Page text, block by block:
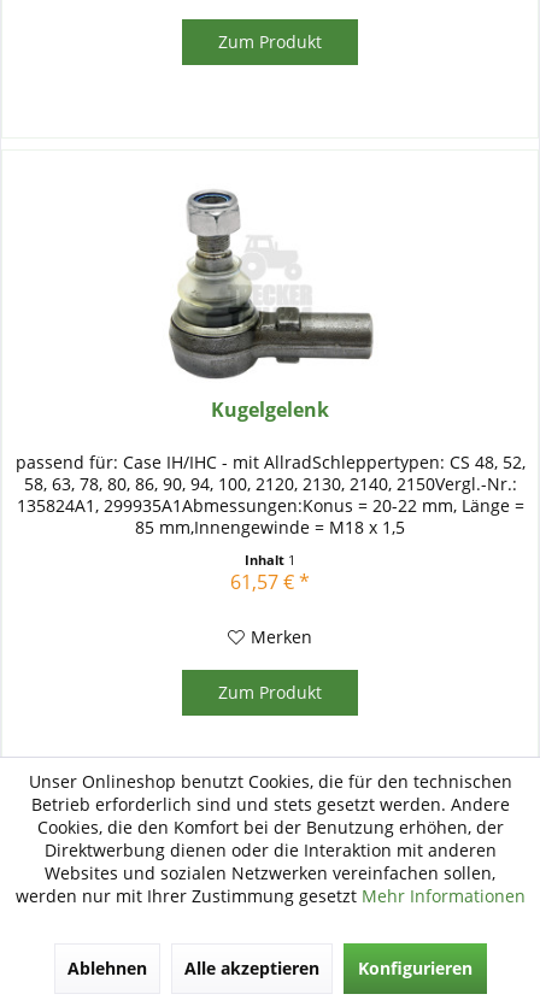
Zum Produkt
Kugelgelenk
passend für: Case IH/IHC - mit AllradSchleppertypen: CS 48, 52,
58, 63, 78, 80, 86, 90, 94, 100, 2120, 2130, 2140, 2150Vergl.-Nr.:
135824A1, 299935A1Abmessungen:Konus = 20-22 mm, Länge =
85 mm,Innengewinde = M18 x 1,5
Inhalt 1
61,57 € *
Merken
Zum Produkt
Unser Onlineshop benutzt Cookies, die für den technischen
Betrieb erforderlich sind und stets gesetzt werden. Andere
Cookies, die den Komfort bei der Benutzung erhöhen, der
Direktwerbung dienen oder die Interaktion mit anderen
Websites und sozialen Netzwerken vereinfachen sollen,
werden nur mit Ihrer Zustimmung gesetzt Mehr Informationen
Ablehnen Alle akzeptieren Konfigurieren